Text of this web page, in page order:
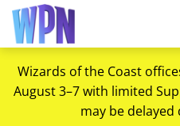
Wizards of the Coast
August 3–7 with limited
may be